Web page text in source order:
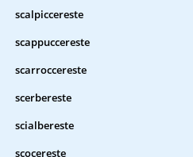
scalpiccereste
scappuccereste
scarroccereste
scerbereste
scialbereste
scocereste